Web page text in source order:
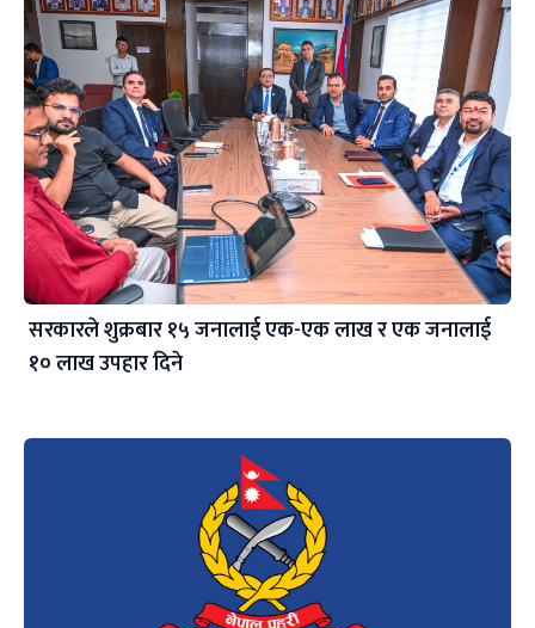
सरकारले शुक्रबार १५ जनालाई एक-एक लाख र एक जनालाई
१० लाख उपहार दिने